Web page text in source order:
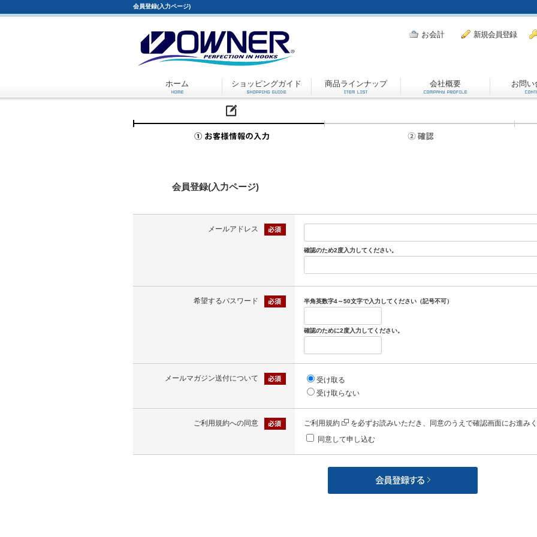
会員登録(入力ページ)
新規会員登録
お会計
ホーム ショッピングガイド 商品ラインナップ 会社概要 お問い
会員登録(入力ページ)
メールアドレス
確認のため2度入力してください。
希望するパスワード 半角英数字4～50文字で入力してください（記号不可）
確認のために2度入力してください。
メールマガジン送付について
受け取る
受け取らない
ご利用規約への同意 ご利用規約
を必ずお読みいただき、同意のうえで確認画面にお進みく
同意して申し込む